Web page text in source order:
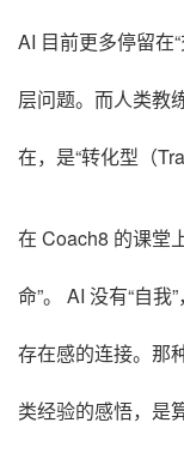
AI 目前更多停留
层问题。而人类教
在，是“转化型（
在 Coach8 的课堂
命”。 AI 没有“自我
存在感的连接。那
类经验的感悟，是